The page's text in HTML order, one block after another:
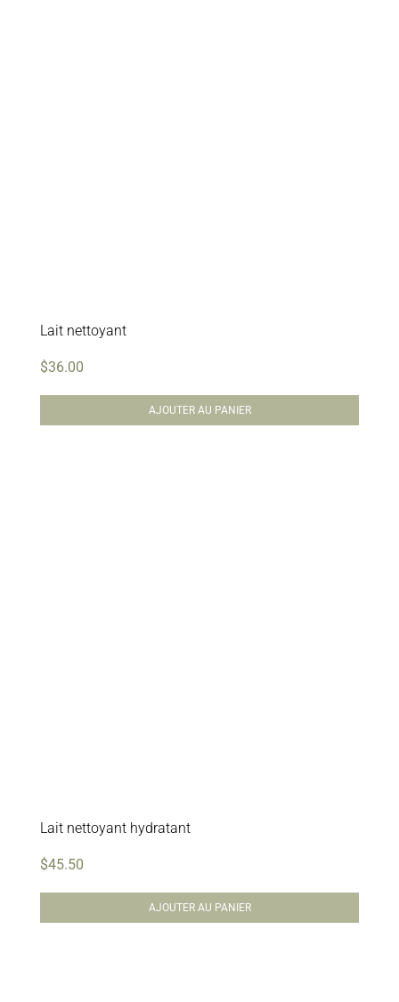
Lait nettoyant
$36.00
AJOUTER AU PANIER
Lait nettoyant hydratant
$45.50
AJOUTER AU PANIER